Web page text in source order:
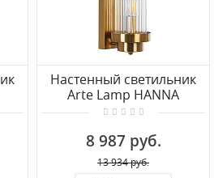
Настенный светильник
Arte Lamp HANNA
A1070AP-2PB
8 987 руб.
13 934 руб.